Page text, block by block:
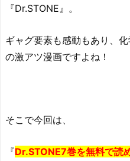
『Dr.STONE』。
ギャグ要素も感動もあり、
の激アツ漫画ですよね！
そこで今回は、
『Dr.STONE7巻を無料で読